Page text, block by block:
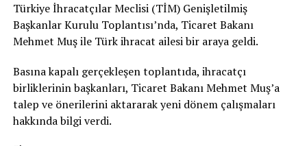
Türkiye İhracatçılar Meclisi (TİM) Genişletilmiş
Başkanlar Kurulu Toplantısı’nda, Ticaret Bakanı
Mehmet Muş ile Türk ihracat ailesi bir araya geldi.
Basına kapalı gerçekleşen toplantıda, ihracatçı
birliklerinin başkanları, Ticaret Bakanı Mehmet Muş’a
talep ve önerilerini aktararak yeni dönem çalışmaları
hakkında bilgi verdi.